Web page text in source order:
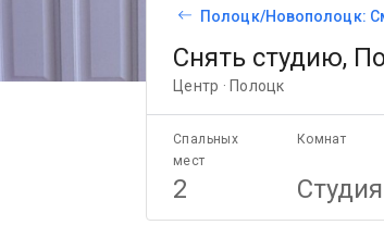
Полоцк/Новополоцк:
Снять студию,
Центр · Полоцк
Спальных
мест
Комнат
2 Студия